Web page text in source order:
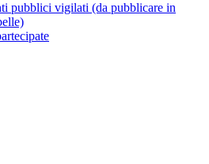
pubblici vigilati (da pubblicare in